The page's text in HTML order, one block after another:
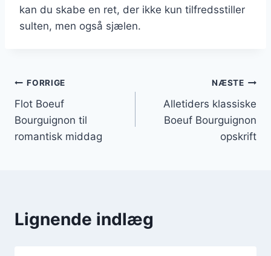
kan du skabe en ret, der ikke kun tilfredsstiller
sulten, men også sjælen.
Indlægsnavigation
FORRIGE
Flot Boeuf
Bourguignon til
romantisk middag
NÆSTE
Alletiders klassiske
Boeuf Bourguignon
opskrift
Lignende indlæg